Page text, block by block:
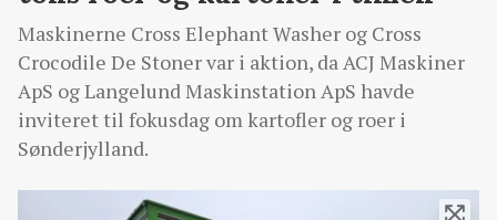
Maskinerne Cross Elephant Washer og Cross
Crocodile De Stoner var i aktion, da ACJ Maskiner
ApS og Langelund Maskinstation ApS havde
inviteret til fokusdag om kartofler og roer i
Sønderjylland.